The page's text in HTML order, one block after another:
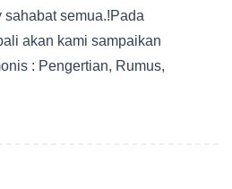
semua.!Pada
akan kami sampaikan
: Pengertian, Rumus,